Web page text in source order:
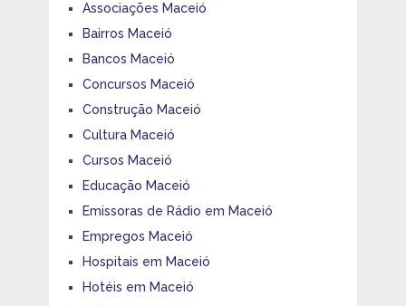
Associações Maceió
Bairros Maceió
Bancos Maceió
Concursos Maceió
Construção Maceió
Cultura Maceió
Cursos Maceió
Educação Maceió
Emissoras de Rádio em Maceió
Empregos Maceió
Hospitais em Maceió
Hotéis em Maceió